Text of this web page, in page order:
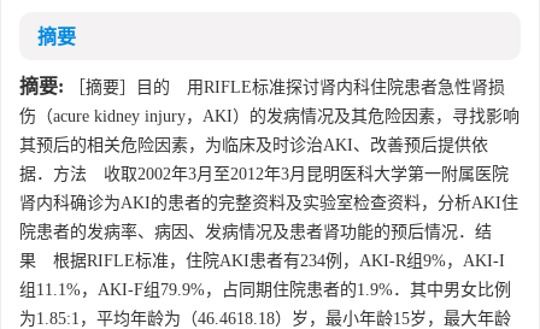
摘要
摘要: ［摘要］目的 用RIFLE标准探讨肾内科住院患者急性肾损
伤（acure kidney injury，AKI）的发病情况及其危险因素，寻找影响
其预后的相关危险因素，为临床及时诊治AKI、改善预后提供依
据．方法 收取2002年3月至2012年3月昆明医科大学第一附属医院
肾内科确诊为AKI的患者的完整资料及实验室检查资料，分析AKI住
院患者的发病率、病因、发病情况及患者肾功能的预后情况．结
果 根据RIFLE标准，住院AKI患者有234例，AKI-R组9%，AKI-I
组11.1%，AKI-F组79.9%，占同期住院患者的1.9%．其中男女比例
为1.85:1，平均年龄为（46.4618.18）岁，最小年龄15岁，最大年龄